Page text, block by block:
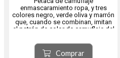
enmascaramiento ropa, y tres
colores negro, verde oliva y marrón
que, cuando se combinan, imitan
el patrón de color de camuflaje del
caza.
Comprar